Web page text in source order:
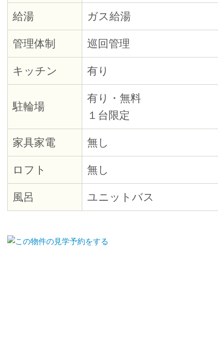
給湯 ガス給湯
管理体制 巡回管理
キッチン 有り
駐輪場
有り・無料
１台限定
家具家電 無し
ロフト 無し
風呂 ユニットバス